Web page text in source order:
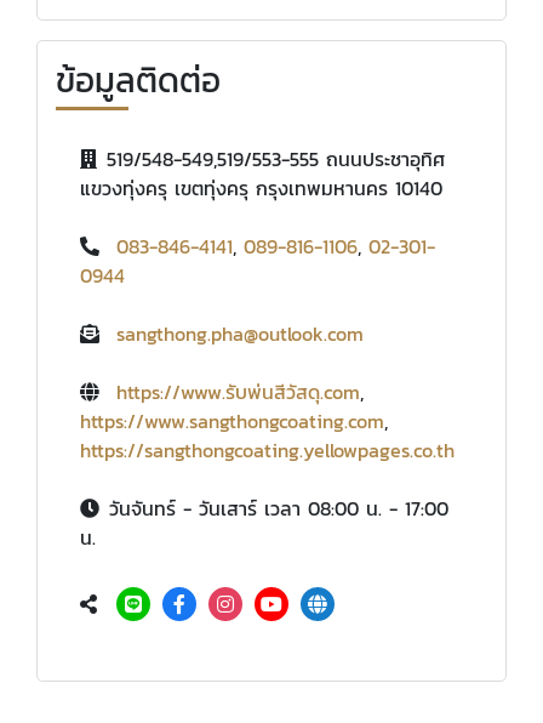
ข้อมูลติดต่อ
519/548-549,519/553-555 ถนนประชาอุทิศ
แขวงทุ่งครุ เขตทุ่งครุ กรุงเทพมหานคร 10140
083-846-4141, 089-816-1106, 02-301-
0944
sangthong.pha@outlook.com
https://www.รับพ่นสีวัสดุ.com,
https://www.sangthongcoating.com,
https://sangthongcoating.yellowpages.co.th
วันจันทร์ - วันเสาร์ เวลา 08:00 น. - 17:00
น.